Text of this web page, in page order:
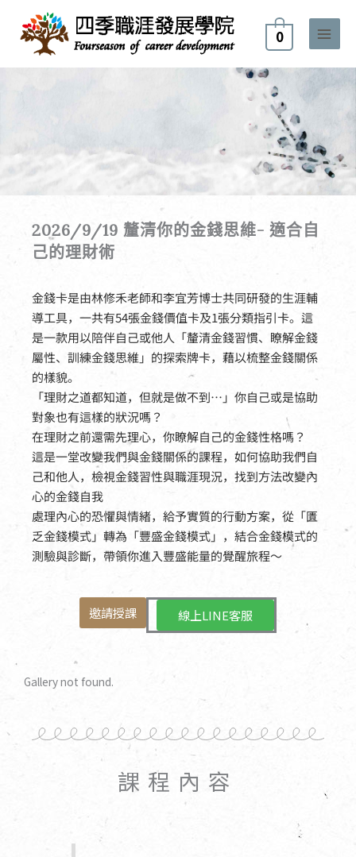
0
主題課程
冬季，就像要將一生收藏傳
2026/9/19 釐清你的金錢思維- 適合自
己的理財術
金錢卡是由林修禾老師和李宜芳博士共同研發的生涯輔
導工具，一共有54張金錢價值卡及1張分類指引卡。這
是一款用以陪伴自己或他人「釐清金錢習慣、瞭解金錢
屬性、訓練金錢思維」的探索牌卡，藉以梳整金錢關係
的樣貌。
「理財之道都知道，但就是做不到…」你自己或是協助
對象也有這樣的狀況嗎？
在理財之前還需先理心，你瞭解自己的金錢性格嗎？
這是一堂改變我們與金錢關係的課程，如何協助我們自
己和他人，檢視金錢習性與職涯現況，找到方法改變內
心的金錢自我
處理內心的恐懼與情緒，給予實質的行動方案，從「匱
乏金錢模式」轉為「豐盛金錢模式」，結合金錢模式的
測驗與診斷，帶領你進入豐盛能量的覺醒旅程～
邀請授課 線上LINE客服
Gallery not found.
課程內容